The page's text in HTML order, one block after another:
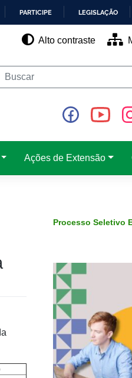
PARTICIPE LEGISLAÇÃO
Alto contraste
Ações de Extensão
Processo Seletivo